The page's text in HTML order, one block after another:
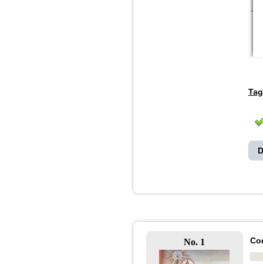
Tag
No. 1